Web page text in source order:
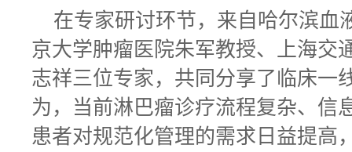
在专家研讨环节，来自哈尔滨血
京大学肿瘤医院朱军教授、上海交
志祥三位专家，共同分享了临床一
为，当前淋巴瘤诊疗流程复杂、信
患者对规范化管理的需求日益提高